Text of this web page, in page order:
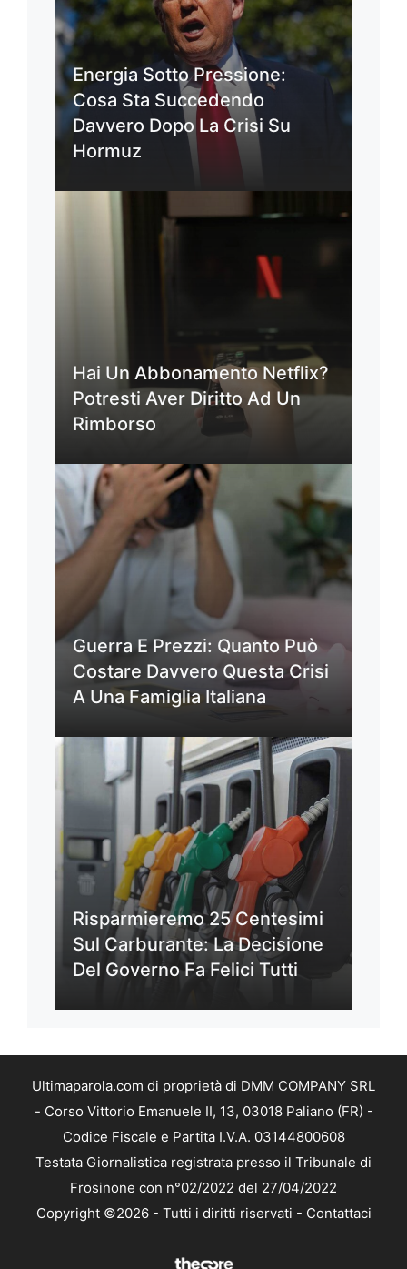
Energia Sotto Pressione:
Cosa Sta Succedendo
Davvero Dopo La Crisi Su
Hormuz
Hai Un Abbonamento Netflix?
Potresti Aver Diritto Ad Un
Rimborso
Guerra E Prezzi: Quanto Può
Costare Davvero Questa Crisi
A Una Famiglia Italiana
Risparmieremo 25 Centesimi
Sul Carburante: La Decisione
Del Governo Fa Felici Tutti
Ultimaparola.com di proprietà di DMM COMPANY SRL
- Corso Vittorio Emanuele II, 13, 03018 Paliano (FR) -
Codice Fiscale e Partita I.V.A. 03144800608
Testata Giornalistica registrata presso il Tribunale di
Frosinone con n°02/2022 del 27/04/2022
Copyright ©2026 - Tutti i diritti riservati - Contattaci